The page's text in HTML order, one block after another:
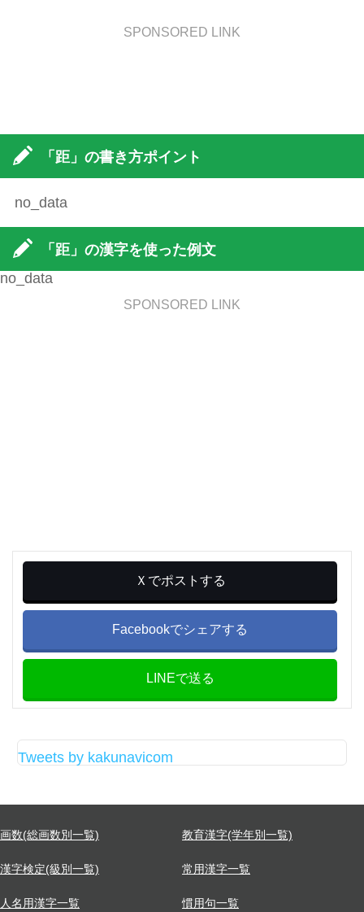
SPONSORED LINK
「距」の書き方ポイント
no_data
「距」の漢字を使った例文
no_data
SPONSORED LINK
Ｘでポストする
Facebookでシェアする
LINEで送る
Tweets by kakunavicom
画数(総画数別一覧) 教育漢字(学年別一覧)
漢字検定(級別一覧) 常用漢字一覧
人名用漢字一覧 慣用句一覧